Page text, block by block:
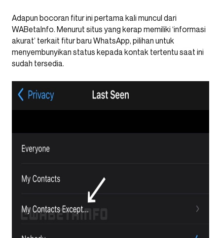
Adapun bocoran fitur ini pertama kali muncul dari
WABetaInfo. Menurut situs yang kerap memiliki ‘informasi
akurat’ terkait fitur baru WhatsApp, pilihan untuk
menyembunyikan status kepada kontak tertentu saat ini
sudah tersedia.